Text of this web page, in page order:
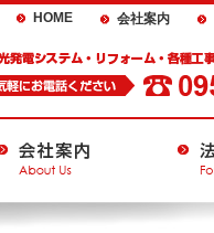
HOME 会社案内